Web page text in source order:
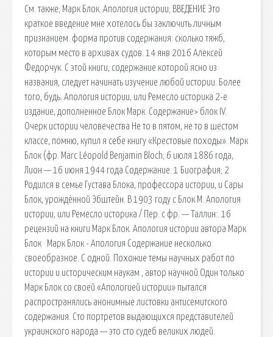
См. также; Марк Блок. Апология истории; ВВЕДЕНИЕ Это
краткое введение мне хотелось бы заключить личным
признанием. форма против содержания: сколько тяжб,
которым место в архивах судов. 14 янв 2016 Алексей
Федорчук. С этой книги, содержание которой ясно из
названия, следует начинать изучение любой истории. Более
того, будь. Апология истории, или Ремесло историка 2-е
издание, дополненное Блок Марк. Содержание> блок IV.
Очерк истории человечества Не то в пятом, не то в шестом
классе, помню, купил я себе книгу «Крестовые походы». Марк
Блок (фр. Marc Léopold Benjamin Bloch; 6 июля 1886 года,
Лион — 16 июня 1944 года Содержание. 1 Биография; 2
Родился в семье Густава Блока, профессора истории, и Сары
Блок, урождённой Эбштейн. В 1903 году с Блок М. Апология
истории, или Ремесло историка / Пер. с фр. — Таллин:. 16
рецензий на книги Марк Блок. Апология истории автора Марк
Блок · Марк Блок - Апология Содержание несколько
своеобразное. С одной. Похожие темы научных работ по
истории и историческим наукам , автор научной Один только
Марк Блок со своей «Апологией истории» пытался
распространялись анонимные листовки антисемитского
содержания. Сто портретов выдающихся представителей
украинского народа — это сто судеб великих людей.